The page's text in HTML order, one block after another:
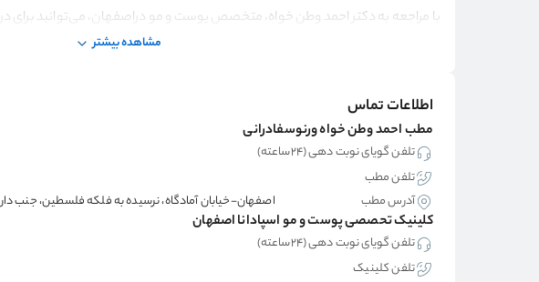
با مراجعه به دکتر احمد وطن خواه، متخصص پوست و مو دراصفهان، می‌توانید برای
خدمات و عمل‌های زیبایی اقدام کنید. دکتر احمد وطن خواه با بهره‌گیری از تجهیزات
نظرات مراجعین قبلی این پشک، کافیست وارد سامانه دکتردکتر شوید و نوبت خود را
میانگین امتیاز این پزشک از تعداد 0 نظر است.
مشاهده بیشتر
اطلاعات تماس
مطب احمد وطن خواه ورنوسفادرانی
تلفن گویای نوبت دهی (۲۴ساعته)
تلفن مطب
آدرس مطب
اصفهان-خیابان آمادگاه، نرسیده به فلکه فلسطین، جنب
کلینیک تحصصی پوست و مو اسپادانا اصفهان
تلفن گویای نوبت دهی (۲۴ساعته)
تلفن کلینیک